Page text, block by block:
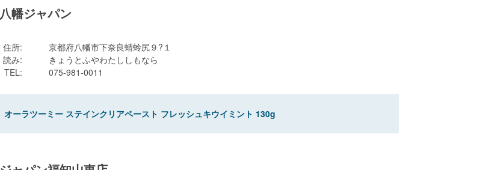
八幡ジャパン
住所:
京都府八幡市下奈良蜻蛉尻９?１
読み:
きょうとふやわたししもなら
TEL: 075-981-0011
オーラツーミー ステインクリアペースト フレッシュキウイミント 130g